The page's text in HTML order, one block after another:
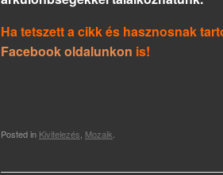
Ha tetszett a cikk és hasznosnak
Facebook oldalunkon is!
Posted in Kivitelezés, Mozaik.